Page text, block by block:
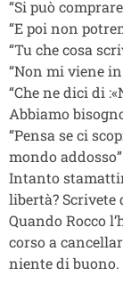
“Si può
“E poi non
“Tu che cosa
“Non mi viene
“Che ne dici di
Abbiamo
“Pensa se ci
mondo
Intanto
libertà? Scrivete
Quando Rocco
corso a
niente di buono.